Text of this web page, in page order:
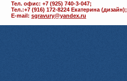
Тел. офис: +7 (925) 740-3-047;
Тел.:+7 (916) 172-8224 Екатерина (дизайн);
E-mail: sgravury@yandex.ru